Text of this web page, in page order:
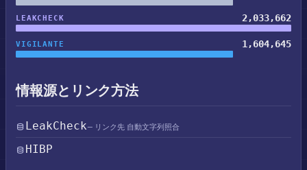
LEAKCHECK 2,033,662
VIGILANTE 1,604,645
情報源とリンク方法
LeakCheck— リンク先 自動文字列照合
HIBP